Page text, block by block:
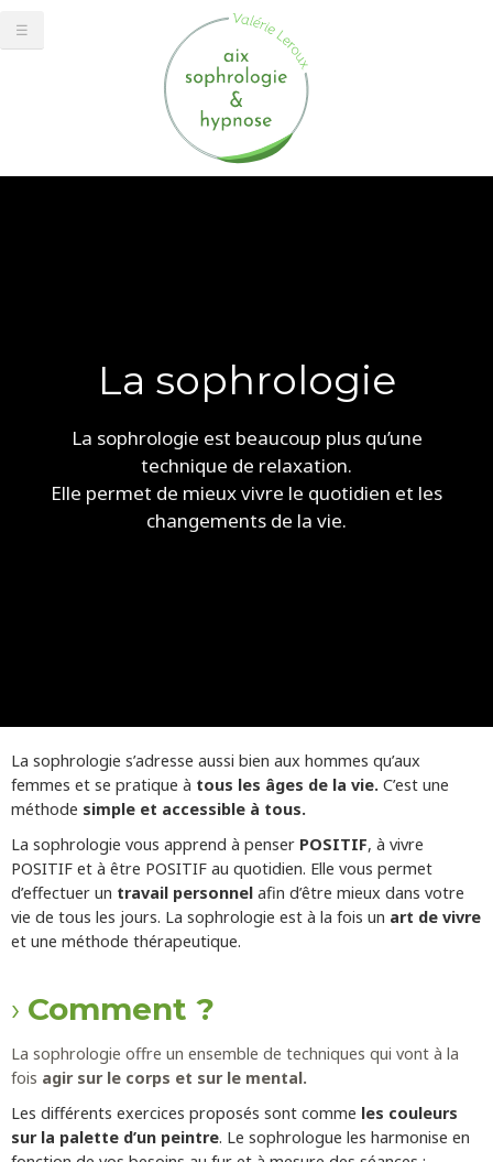
☰
La sophrologie
La sophrologie est beaucoup plus qu’une
technique de relaxation.
Elle permet de mieux vivre le quotidien et les
changements de la vie.
La sophrologie s’adresse aussi bien aux hommes qu’aux
femmes et se pratique à tous les âges de la vie. C’est une
méthode simple et accessible à tous.
La sophrologie vous apprend à penser POSITIF, à vivre
POSITIF et à être POSITIF au quotidien. Elle vous permet
d’effectuer un travail personnel afin d’être mieux dans votre
vie de tous les jours. La sophrologie est à la fois un art de vivre
et une méthode thérapeutique.
Comment ?
La sophrologie offre un ensemble de techniques qui vont à la
fois agir sur le corps et sur le mental.
Les différents exercices proposés sont comme les couleurs
sur la palette d’un peintre. Le sophrologue les harmonise en